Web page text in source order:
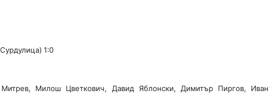
1:0
Милош Цветкович, Давид Яблонски, Димитър Пиргов, Иван